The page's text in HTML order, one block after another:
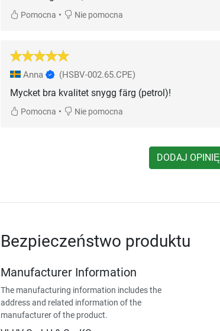
Pomocna • Nie pomocna
Anna (HSBV-002.65.CPE)
Mycket bra kvalitet snygg färg (petrol)!
Pomocna • Nie pomocna
DODAJ OPINIĘ
Bezpieczeństwo produktu
Manufacturer Information
The manufacturing information includes the
address and related information of the
manufacturer of the product.